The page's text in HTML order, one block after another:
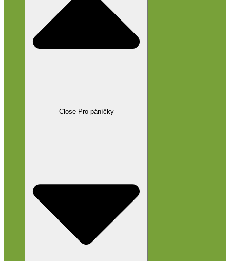
Close Pro páníčky